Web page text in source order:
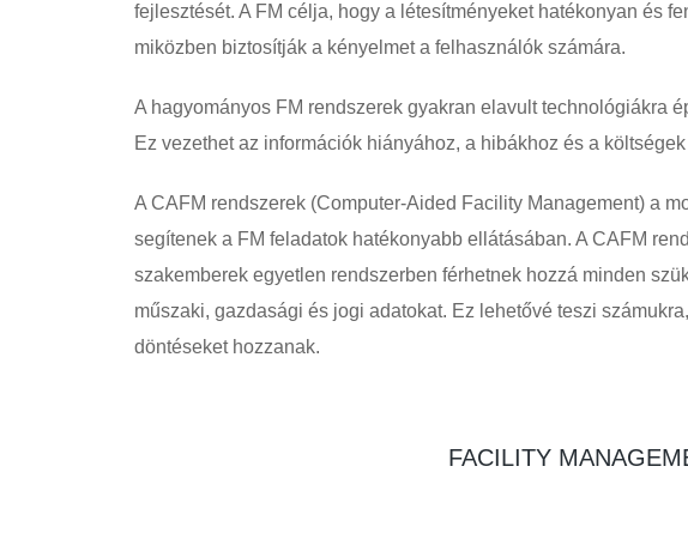
fejlesztését. A FM célja, hogy a létesítményeket hatékonyan és
miközben biztosítják a kényelmet a felhasználók számára.
A hagyományos FM rendszerek gyakran elavult technológiákra
Ez vezethet az információk hiányához, a hibákhoz és a
A CAFM rendszerek (Computer-Aided Facility Management) a
segítenek a FM feladatok hatékonyabb ellátásában. A CAFM
szakemberek egyetlen rendszerben férhetnek hozzá minden
műszaki, gazdasági és jogi adatokat. Ez lehetővé teszi
döntéseket hozzanak.
FACILITY